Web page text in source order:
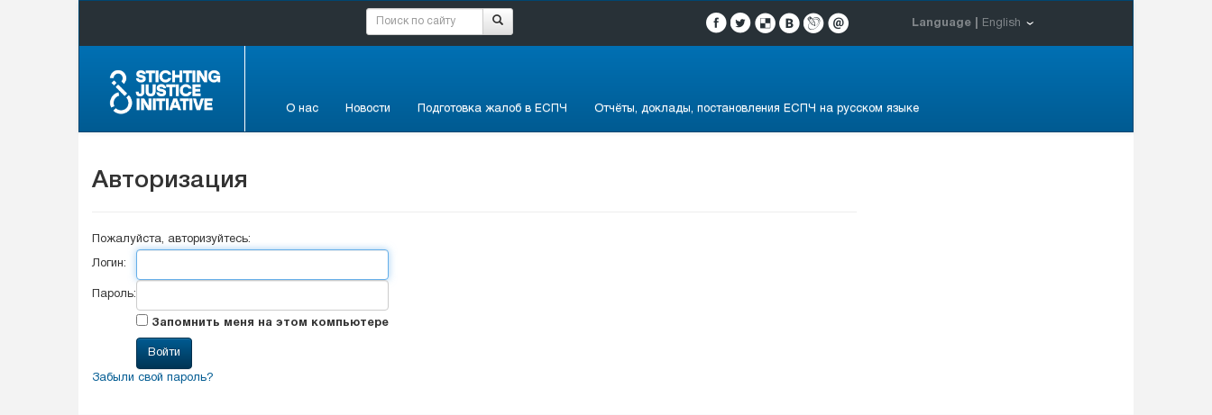
Language | English
О нас Новости Подготовка жалоб в ЕСПЧ Отчёты, доклады, постановления ЕСПЧ на русском языке
Авторизация
Пожалуйста, авторизуйтесь:
Логин:
Пароль:
Запомнить меня на этом компьютере
Забыли свой пароль?